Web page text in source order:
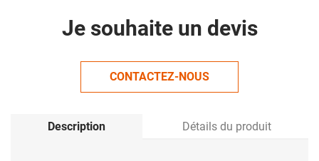
Je souhaite un devis
CONTACTEZ-NOUS
Description Détails du produit